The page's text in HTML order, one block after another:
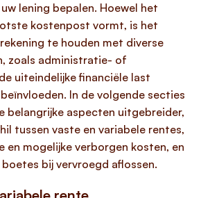
lening bepalen. Hoewel het
kostenpost vormt, is het
te houden met diverse
zoals administratie- of
uiteindelijke financiële last
In de volgende secties
belangrijke aspecten uitgebreider,
tussen vaste en variabele rentes,
en mogelijke verborgen kosten, en
bij vervroegd aflossen.